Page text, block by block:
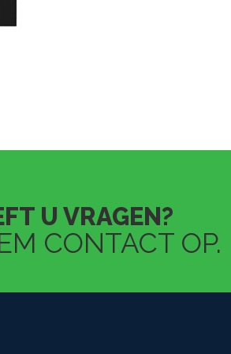
U VRAGEN?
CONTACT OP.